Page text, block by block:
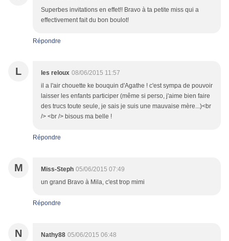
Superbes invitations en effet!! Bravo à ta petite miss qui a
effectivement fait du bon boulot!
Répondre
L les reloux 08/06/2015 11:57
il a l'air chouette ke bouquin d'Agathe ! c'est sympa de pouvoir
laisser les enfants participer (même si perso, j'aime bien faire
des trucs toute seule, je sais je suis une mauvaise mère...)<br
/> <br /> bisous ma belle !
Répondre
M Miss-Steph 05/06/2015 07:49
un grand Bravo à Mila, c'est trop mimi
Répondre
N Nathy88 05/06/2015 06:48